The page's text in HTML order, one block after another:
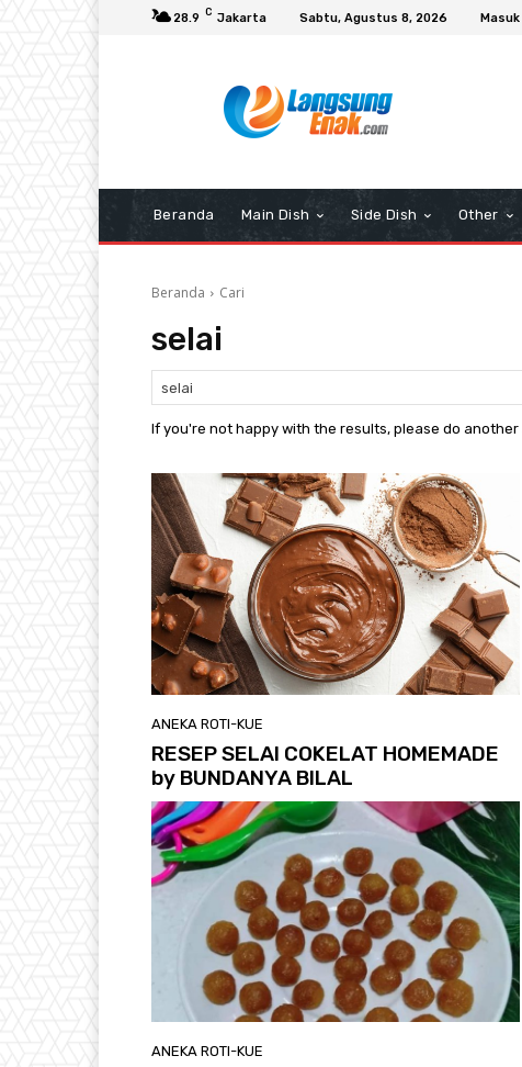
28.9 C Jakarta Sabtu, Agustus 8, 2026
Beranda Main Dish Side Dish Other
Beranda Cari
selai
If you're not happy with the results, please do another
ANEKA ROTI-KUE
RESEP SELAI COKELAT HOMEMADE
by BUNDANYA BILAL
ANEKA ROTI-KUE